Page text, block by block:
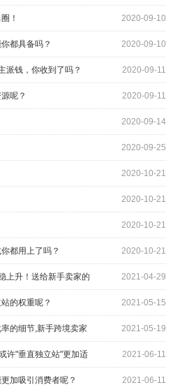
！ 2020-09-10
都具备吗？ 2020-09-10
派钱，你收到了吗？ 2020-09-11
呢？ 2020-09-11
2020-09-14
2020-09-25
2020-10-21
2020-10-21
2020-10-21
都用上了吗？ 2020-10-21
上升！送给新手卖家的
2021-04-29
的权重呢？ 2021-05-15
的细节,新手跨境卖家
2021-05-19
许"垂直独立站"更加适
2021-06-11
加吸引消费者呢？ 2021-06-11